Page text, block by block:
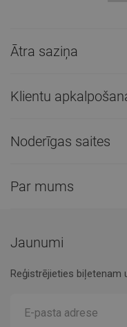
Ātra saziņa
Klientu
Noderīgas saites
Par mums
Jaunumi
Reģistrējieties biļetenam